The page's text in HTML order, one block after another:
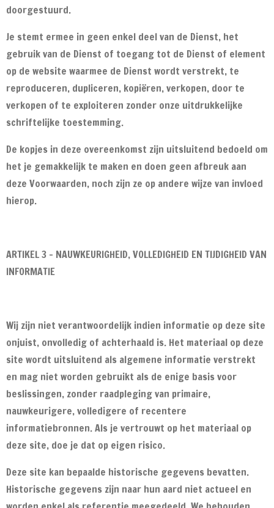
doorgestuurd.
Je stemt ermee in geen enkel deel van de Dienst, het
gebruik van de Dienst of toegang tot de Dienst of element
op de website waarmee de Dienst wordt verstrekt, te
reproduceren, dupliceren, kopiëren, verkopen, door te
verkopen of te exploiteren zonder onze uitdrukkelijke
schriftelijke toestemming.
De kopjes in deze overeenkomst zijn uitsluitend bedoeld om
het je gemakkelijk te maken en doen geen afbreuk aan
deze Voorwaarden, noch zijn ze op andere wijze van invloed
hierop.
ARTIKEL 3 - NAUWKEURIGHEID, VOLLEDIGHEID EN TIJDIGHEID VAN
INFORMATIE
Wij zijn niet verantwoordelijk indien informatie op deze site
onjuist, onvolledig of achterhaald is. Het materiaal op deze
site wordt uitsluitend als algemene informatie verstrekt
en mag niet worden gebruikt als de enige basis voor
beslissingen, zonder raadpleging van primaire,
nauwkeurigere, volledigere of recentere
informatiebronnen. Als je vertrouwt op het materiaal op
deze site, doe je dat op eigen risico.
Deze site kan bepaalde historische gegevens bevatten.
Historische gegevens zijn naar hun aard niet actueel en